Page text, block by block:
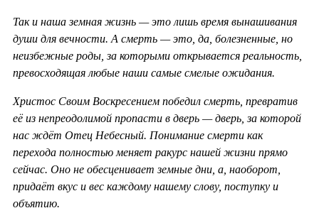
Так и наша земная жизнь — это лишь время вынашивания
души для вечности. А смерть — это, да, болезненные, но
неизбежные роды, за которыми открывается реальность,
превосходящая любые наши самые смелые ожидания.
Христос Своим Воскресением победил смерть, превратив
её из непреодолимой пропасти в дверь — дверь, за которой
нас ждёт Отец Небесный. Понимание смерти как
перехода полностью меняет ракурс нашей жизни прямо
сейчас. Оно не обесценивает земные дни, а, наоборот,
придаёт вкус и вес каждому нашему слову, поступку и
объятию.